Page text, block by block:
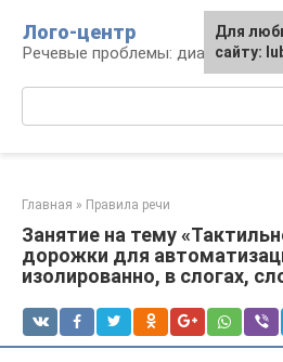
контенту
Лого-центр
Речевые проблемы: диагностика
Главная » Правила речи
Занятие на тему
дорожки для
изолированно, в слогах,
Для
сайту: